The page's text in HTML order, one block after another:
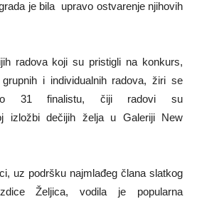
je bila upravo ostvarenje njihovih
radova koji su pristigli na konkurs,
i individualnih radova, žiri se
31 finalistu, čiji radovi su
izložbi dečijih želja u Galeriji New
uz podršku najmlađeg člana slatkog
Željica, vodila je popularna